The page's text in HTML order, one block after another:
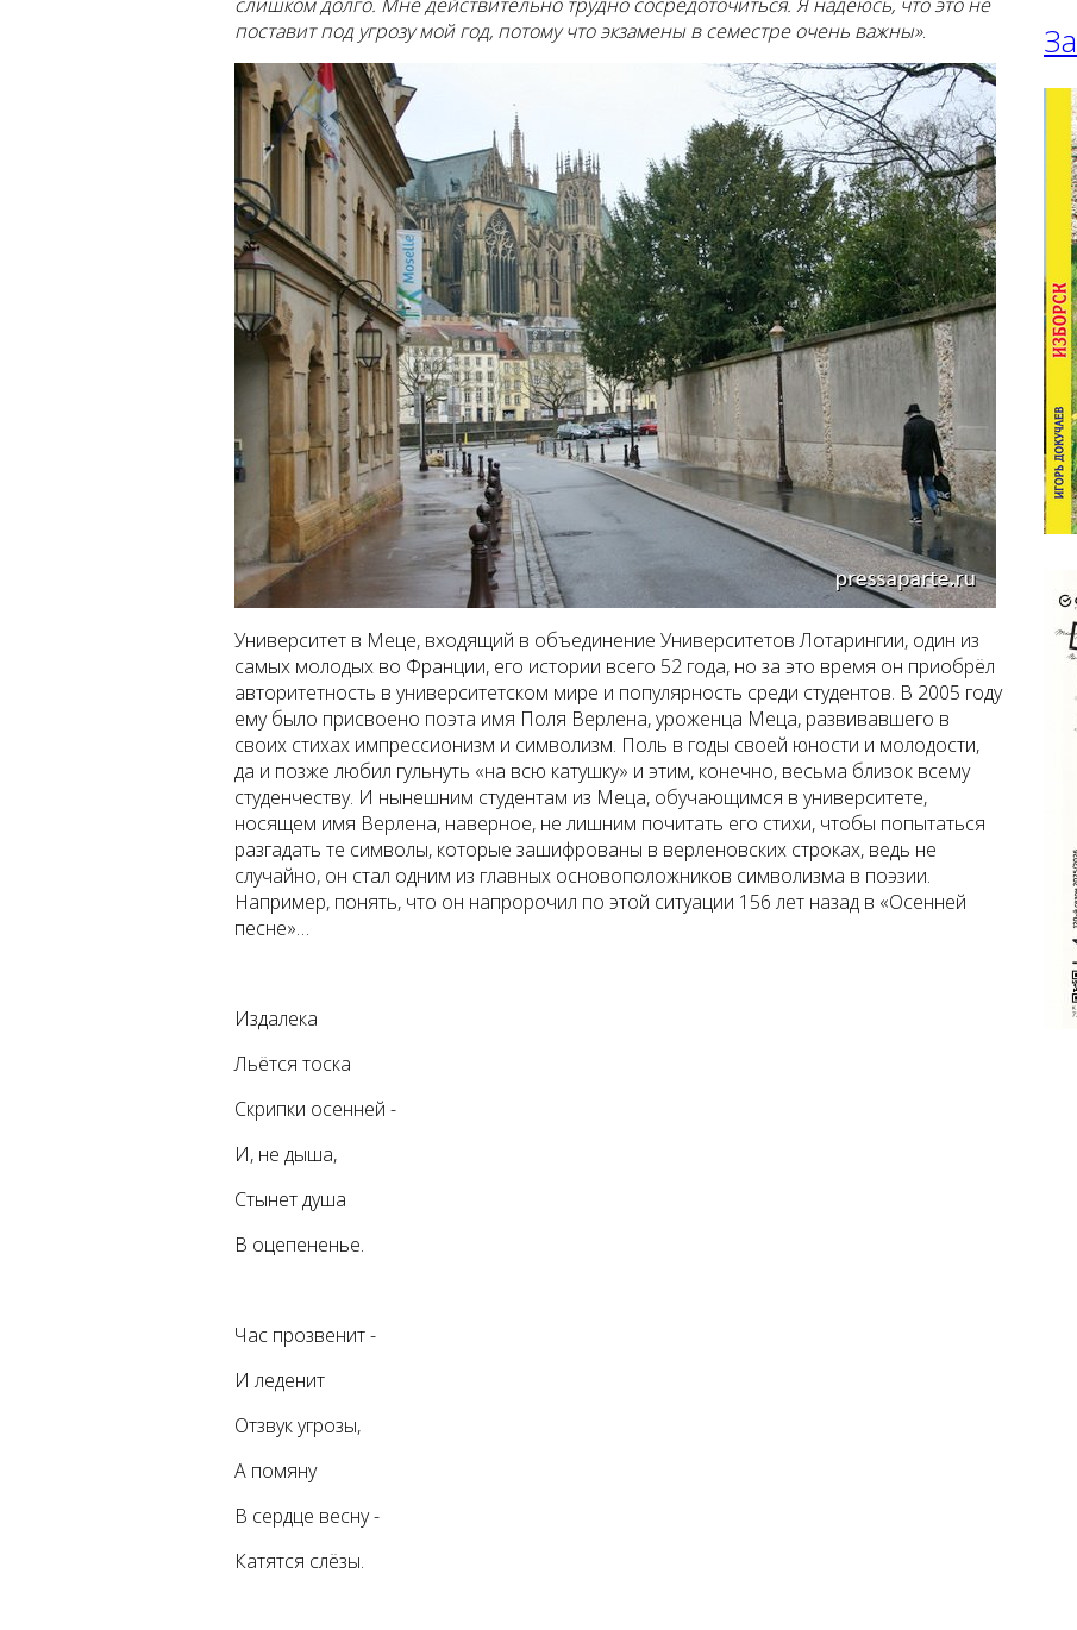
поставит под угрозу мой год, потому что экзамены в семестре очень важны».
Университет в Меце, входящий в объединение Университетов Лотарингии, один из
самых молодых во Франции, его истории всего 52 года, но за это время он приобрёл
авторитетность в университетском мире и популярность среди студентов. В 2005 году
ему было присвоено поэта имя Поля Верлена, уроженца Меца, развивавшего в
своих стихах импрессионизм и символизм. Поль в годы своей юности и молодости,
да и позже любил гульнуть «на всю катушку» и этим, конечно, весьма близок всему
студенчеству. И нынешним студентам из Меца, обучающимся в университете,
носящем имя Верлена, наверное, не лишним почитать его стихи, чтобы попытаться
разгадать те символы, которые зашифрованы в верленовских строках, ведь не
случайно, он стал одним из главных основоположников символизма в поэзии.
Например, понять, что он напророчил по этой ситуации 156 лет назад в «Осенней
песне»…
Издалека
Льётся тоска
Скрипки осенней -
И, не дыша,
Стынет душа
В оцепененье.
Час прозвенит -
И леденит
Отзвук угрозы,
А помяну
В сердце весну -
Катятся слёзы.